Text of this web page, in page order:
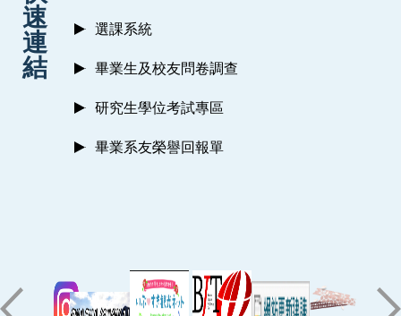
速
連
結
選課系統
畢業生及校友問卷調查
研究生學位考試專區
畢業系友榮譽回報單